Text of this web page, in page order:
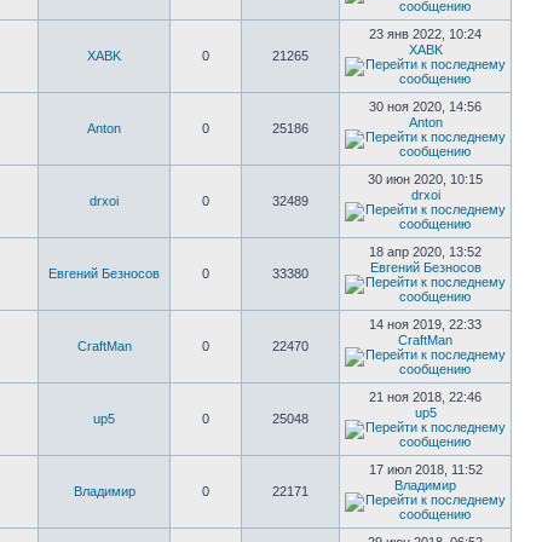
XABK 0 21265
23 янв 2022, 10:24
XABK
Anton 0 25186
30 ноя 2020, 14:56
Anton
drxoi 0 32489
30 июн 2020, 10:15
drxoi
Евгений Безносов 0 33380
18 апр 2020, 13:52
Евгений Безносов
CraftMan 0 22470
14 ноя 2019, 22:33
CraftMan
up5 0 25048
21 ноя 2018, 22:46
up5
Владимир 0 22171
17 июл 2018, 11:52
Владимир